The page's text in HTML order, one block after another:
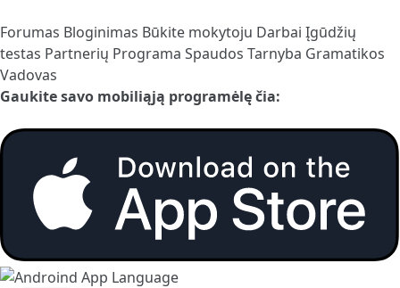
Forumas Bloginimas Būkite mokytoju Darbai Įgūdžių
testas Partnerių Programa Spaudos Tarnyba Gramatikos
Vadovas
Gaukite savo mobiliąją programėlę čia: